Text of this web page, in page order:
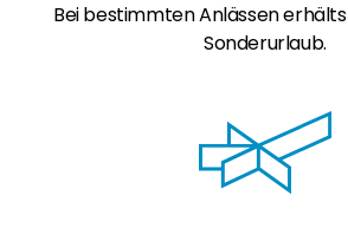
Bei bestimmten Anlässen
Sonderurlaub.